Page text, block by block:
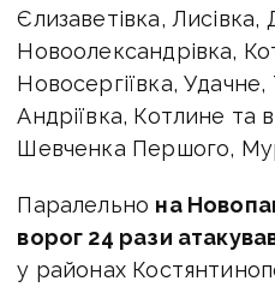
Єлизаветівка, Лисівка,
Новоолександрівка,
Новосергіївка, Удачне,
Андріївка, Котлине та
Шевченка Першого,
Паралельно на
ворог 24 рази
у районах